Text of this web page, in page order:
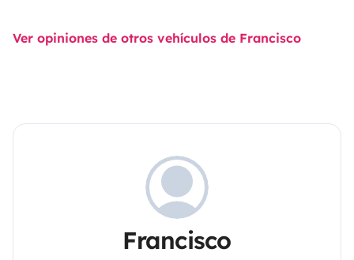
Ver opiniones de otros vehículos de Francisco
Francisco